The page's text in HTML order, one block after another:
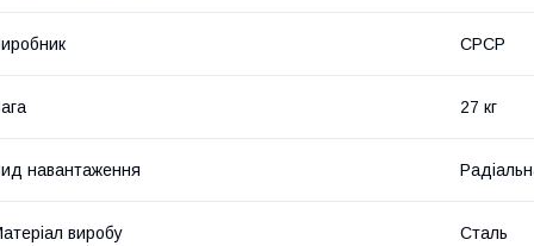
СРСР
27 кг
навантаження
виробу Сталь